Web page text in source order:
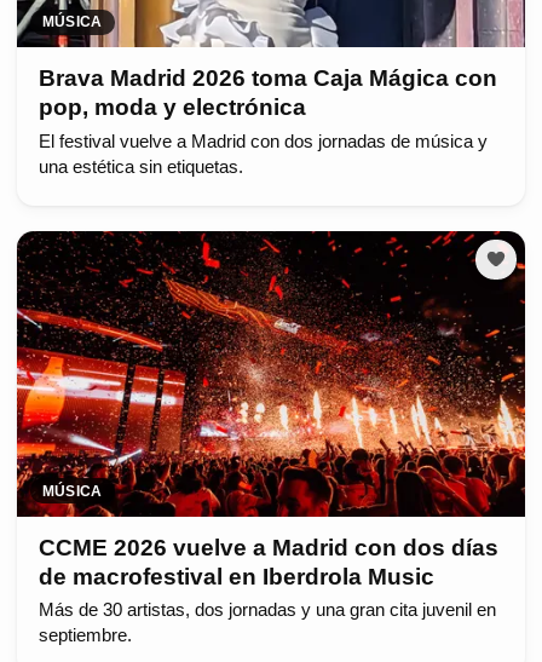
MÚSICA
Brava Madrid 2026 toma Caja Mágica con
pop, moda y electrónica
El festival vuelve a Madrid con dos jornadas de música y
una estética sin etiquetas.
MÚSICA
CCME 2026 vuelve a Madrid con dos días
de macrofestival en Iberdrola Music
Más de 30 artistas, dos jornadas y una gran cita juvenil en
septiembre.